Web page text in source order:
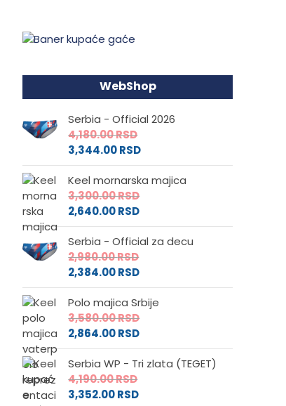
WebShop
Serbia - Official 2026
4,180.00RSD
3,344.00RSD
Keel mornarska majica
3,300.00RSD
2,640.00RSD
Serbia - Official za decu
2,980.00RSD
2,384.00RSD
Polo majica Srbije
3,580.00RSD
2,864.00RSD
Serbia WP - Tri zlata (TEGET)
4,190.00RSD
3,352.00RSD